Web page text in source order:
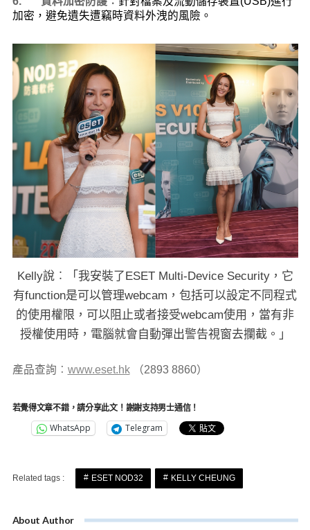
加密，避免遺失遭竊時資料外洩的風險。
Kelly說︰「我安裝了ESET Multi-Device Security，它
有function是可以管理webcam，包括可以設定不同程式
的使用權限，可以阻止或者接受webcam使用，當有非
授權使用時，電腦就會自動彈出警告視窗去攔截。」
產品查詢︰ www.eset.hk （2893 8860）
若覺得文章不錯，請分享此文！謝謝支持男士通信！
WhatsApp Telegram
Related tags : ESET NOD32 KELLY CHEUNG
About Author